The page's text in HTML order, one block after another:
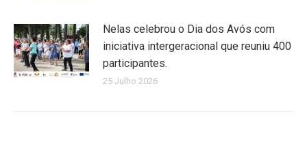
Nelas celebrou o Dia dos Avós com
iniciativa intergeracional que reuniu 400
participantes.
25 Julho 2026